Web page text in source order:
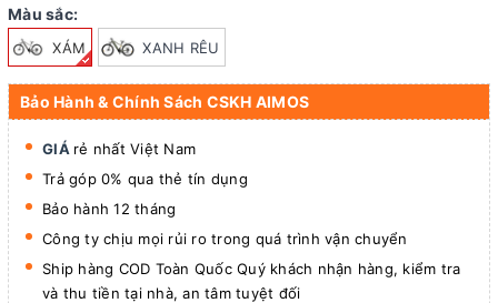
Màu sắc:
XÁM XANH RÊU
Bảo Hành & Chính Sách CSKH AIMOS
GIÁ rẻ nhất Việt Nam
Trả góp 0% qua thẻ tín dụng
Bảo hành 12 tháng
Công ty chịu mọi rủi ro trong quá trình vận chuyển
Ship hàng COD Toàn Quốc Quý khách nhận hàng, kiểm tra
và thu tiền tại nhà, an tâm tuyệt đối